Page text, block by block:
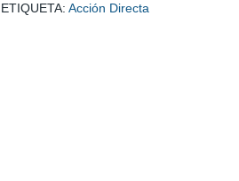
ETIQUETA: Acción Directa